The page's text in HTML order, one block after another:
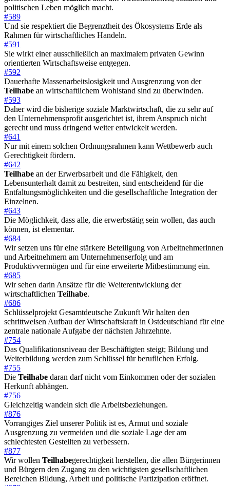
politischen Leben möglich macht.
#589
Und sie respektiert die Begrenztheit des Ökosystems Erde als
Rahmen für wirtschaftliches Handeln.
#591
Sie wirkt einer ausschließlich an maximalem privaten Gewinn
orientierten Wirtschaftsweise entgegen.
#592
Dauerhafte Massenarbeitslosigkeit und Ausgrenzung von der
Teilhabe an wirtschaftlichem Wohlstand sind zu überwinden.
#593
Daher wird die bisherige soziale Marktwirtschaft, die zu sehr auf
den Unternehmensprofit ausgerichtet ist, ihrem Anspruch nicht
gerecht und muss dringend weiter entwickelt werden.
#641
Nur mit einem solchen Ordnungsrahmen kann Wettbewerb auch
Gerechtigkeit fördern.
#642
Teilhabe an der Erwerbsarbeit und die Fähigkeit, den
Lebensunterhalt damit zu bestreiten, sind entscheidend für die
Entfaltungsmöglichkeiten und die gesellschaftliche Integration der
Einzelnen.
#643
Die Möglichkeit, dass alle, die erwerbstätig sein wollen, das auch
können, ist elementar.
#684
Wir setzen uns für eine stärkere Beteiligung von Arbeitnehmerinnen
und Arbeitnehmern am Unternehmenserfolg und am
Produktivvermögen und für eine erweiterte Mitbestimmung ein.
#685
Wir sehen darin Ansätze für die Weiterentwicklung der
wirtschaftlichen Teilhabe.
#686
Schlüsselprojekt Gesamtdeutsche Zukunft Wir halten den
schrittweisen Aufbau der Wirtschaftskraft in Ostdeutschland für eine
zentrale nationale Aufgabe der nächsten Jahrzehnte.
#754
Das Qualifikationsniveau der Beschäftigten steigt; Bildung und
Weiterbildung werden zum Schlüssel für beruflichen Erfolg.
#755
Die Teilhabe daran darf nicht vom Einkommen oder der sozialen
Herkunft abhängen.
#756
Gleichzeitig wandeln sich die Arbeitsbeziehungen.
#876
Vorrangiges Ziel unserer Politik ist es, Armut und soziale
Ausgrenzung zu vermeiden und die soziale Lage der am
schlechtesten Gestellten zu verbessern.
#877
Wir wollen Teilhabegerechtigkeit herstellen, die allen Bürgerinnen
und Bürgern den Zugang zu den wichtigsten gesellschaftlichen
Bereichen Bildung, Arbeit und politische Partizipation eröffnet.